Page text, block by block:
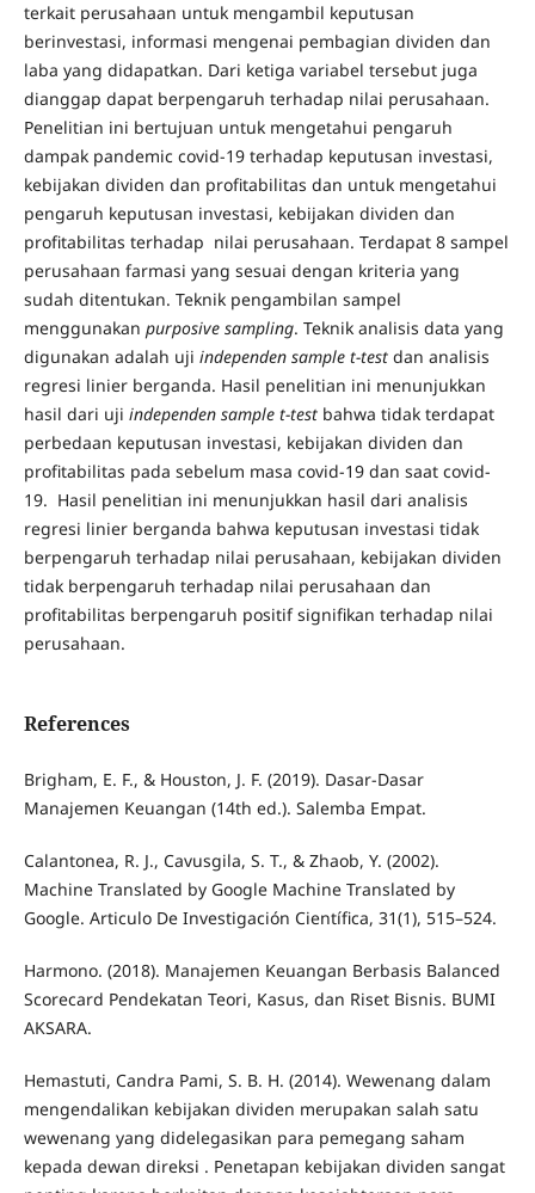
terkait perusahaan untuk mengambil keputusan
berinvestasi, informasi mengenai pembagian dividen dan
laba yang didapatkan. Dari ketiga variabel tersebut juga
dianggap dapat berpengaruh terhadap nilai perusahaan.
Penelitian ini bertujuan untuk mengetahui pengaruh
dampak pandemic covid-19 terhadap keputusan investasi,
kebijakan dividen dan profitabilitas dan untuk mengetahui
pengaruh keputusan investasi, kebijakan dividen dan
profitabilitas terhadap nilai perusahaan. Terdapat 8 sampel
perusahaan farmasi yang sesuai dengan kriteria yang
sudah ditentukan. Teknik pengambilan sampel
menggunakan purposive sampling. Teknik analisis data yang
digunakan adalah uji independen sample t-testdan analisis
regresi linier berganda. Hasil penelitian ini menunjukkan
hasil dari uji independen sample t-testbahwa tidak terdapat
perbedaan keputusan investasi, kebijakan dividen dan
profitabilitas pada sebelum masa covid-19 dan saat covid-
19. Hasil penelitian ini menunjukkan hasil dari analisis
regresi linier berganda bahwa keputusan investasi tidak
berpengaruh terhadap nilai perusahaan, kebijakan dividen
tidak berpengaruh terhadap nilai perusahaan dan
profitabilitas berpengaruh positif signifikan terhadap nilai
perusahaan.
References
Brigham, E. F., & Houston, J. F. (2019). Dasar-Dasar
Manajemen Keuangan (14th ed.). Salemba Empat.
Calantonea, R. J., Cavusgila, S. T., & Zhaob, Y. (2002).
Machine Translated by Google Machine Translated by
Google. Articulo De Investigación Científica, 31(1), 515–524.
Harmono. (2018). Manajemen Keuangan Berbasis Balanced
Scorecard Pendekatan Teori, Kasus, dan Riset Bisnis. BUMI
AKSARA.
Hemastuti, Candra Pami, S. B. H. (2014). Wewenang dalam
mengendalikan kebijakan dividen merupakan salah satu
wewenang yang didelegasikan para pemegang saham
kepada dewan direksi . Penetapan kebijakan dividen sangat